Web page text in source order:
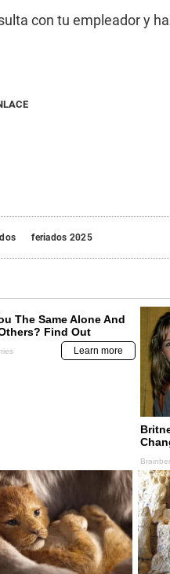
con tu empleador y
feriados 2025